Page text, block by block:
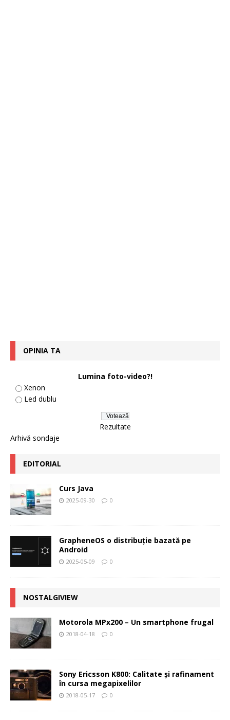
OPINIA TA
Lumina foto-video?!
Xenon
Led dublu
Rezultate
Arhivă sondaje
EDITORIAL
Curs Java
2025-09-30 0
GrapheneOS o distribuție bazată pe
Android
2025-05-09 0
NOSTALGIVIEW
Motorola MPx200 – Un smartphone frugal
2018-04-18 0
Sony Ericsson K800: Calitate şi rafinament
în cursa megapixelilor
2018-05-17 0